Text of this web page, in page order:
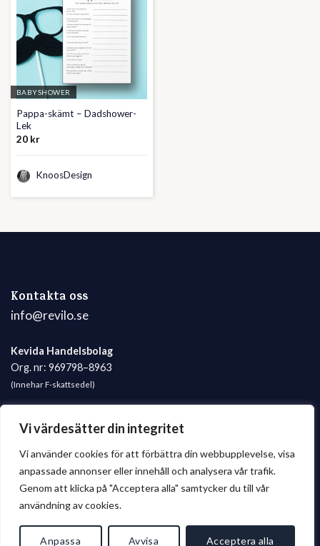
Vi värdesätter din integritet
Vi använder cookies för att förbättra din webbupplevelse, visa
anpassade annonser eller innehåll och analysera vår trafik.
Genom att klicka på "Acceptera alla" samtycker du till vår
användning av cookies.
Anpassa Avvisa Acceptera alla
BABYSHOWER
Pappa-skämt – Dadshower-
Lek
20 kr
KnoosDesign
Kontakta oss
info@revilo.se
Kevida Handelsbolag
Org. nr: 969798–8963
(Innehar F-skattsedel)
Revilo.se
Köpevillkor
FAQ